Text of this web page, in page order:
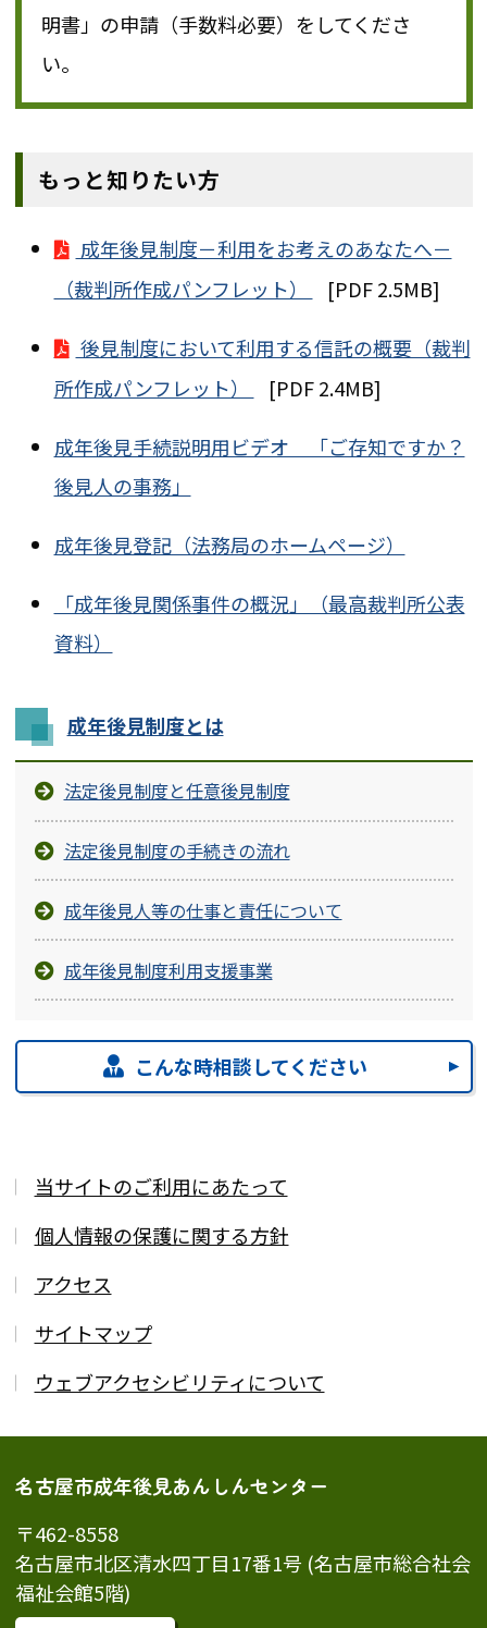
明書」の申請（手数料必要）をしてくださ
い。
もっと知りたい方
成年後見制度－利用をお考えのあなたへ－
（裁判所作成パンフレット）
[PDF 2.5MB]
後見制度において利用する信託の概要（裁判
所作成パンフレット）
[PDF 2.4MB]
成年後見手続説明用ビデオ 「ご存知ですか？
後見人の事務」
成年後見登記（法務局のホームページ）
「成年後見関係事件の概況」（最高裁判所公表
資料）
成年後見制度とは
法定後見制度と任意後見制度
法定後見制度の手続きの流れ
成年後見人等の仕事と責任について
成年後見制度利用支援事業
こんな時相談してください
当サイトのご利用にあたって
個人情報の保護に関する方針
アクセス
サイトマップ
ウェブアクセシビリティについて
名古屋市成年後見あんしんセンター
〒462-8558
名古屋市北区清水四丁目17番1号 (名古屋市総合社会
福祉会館5階)